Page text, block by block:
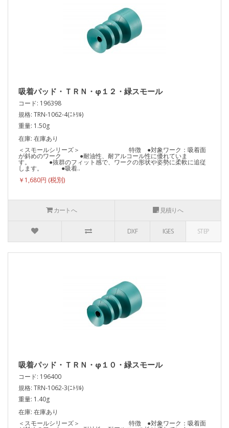
吸着パッド・ＴＲＮ・φ１２・緑スモール
コード: 196398
規格: TRN-1062-4(ﾆﾄﾘﾙ)
重量: 1.50g
在庫: 在庫あり
＜スモールシリーズ＞ 特徴 ●対象ワーク：吸着面
が斜めのワーク ●耐油性、耐アルコール性に優れていま
す。 ●抜群のフィット感で、ワークの形状や姿勢に柔軟に追従
します。 ●吸着..
￥1,680円
カートへ 見積りへ
DXF IGES STEP
吸着パッド・ＴＲＮ・φ１０・緑スモール
コード: 196400
規格: TRN-1062-3(ﾆﾄﾘﾙ)
重量: 1.40g
在庫: 在庫あり
＜スモールシリーズ＞ 特徴 ●対象ワーク：吸着面